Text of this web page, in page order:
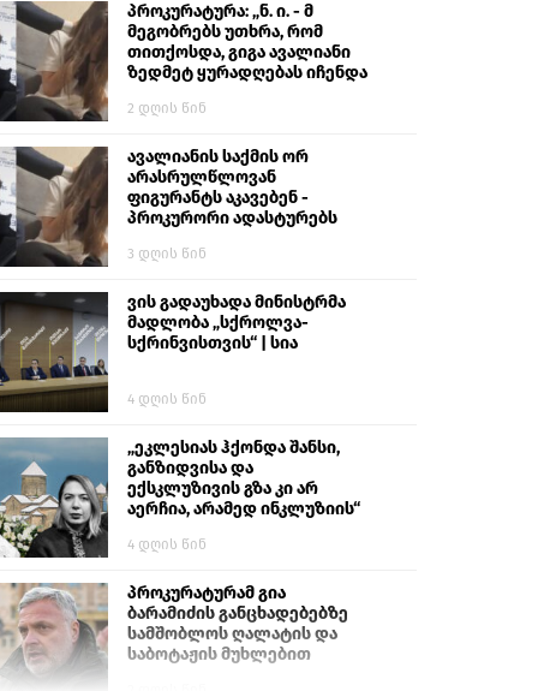
პროკურატურა: „ნ. ი. - მ
მეგობრებს უთხრა, რომ
თითქოსდა, გიგა ავალიანი
ზედმეტ ყურადღებას იჩენდა
ალექსანდრე გაბაშვილი
გიგა ავალიანს“
2 დღის წინ
ავალიანის საქმის ორ
არასრულწლოვან
ფიგურანტს აკავებენ -
პროკურორი ადასტურებს
3 დღის წინ
ვის გადაუხადა მინისტრმა
მადლობა „სქროლვა-
სქრინვისთვის“ | სია
4 დღის წინ
„ეკლესიას ჰქონდა შანსი,
განზიდვისა და
ექსკლუზივის გზა კი არ
აერჩია, არამედ ინკლუზიის“
4 დღის წინ
პროკურატურამ გია
ბარამიძის განცხადებებზე
სამშობლოს ღალატის და
საბოტაჟის მუხლებით